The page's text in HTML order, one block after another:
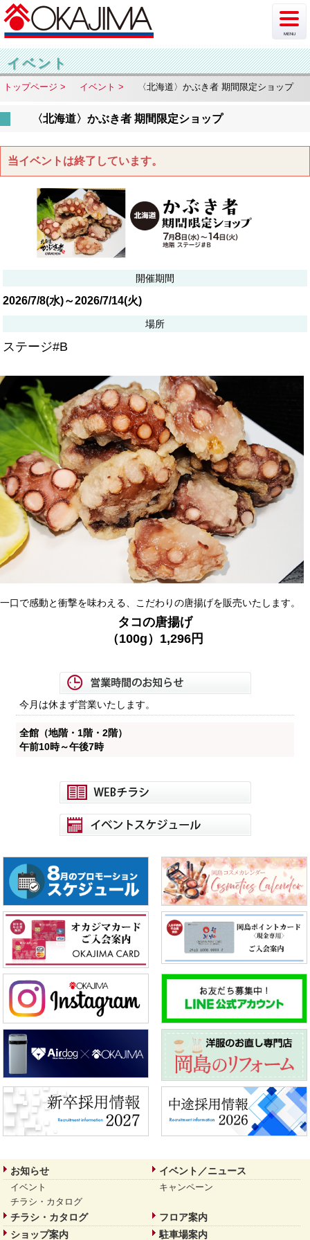
MENU
新着情報
イベント
チラシ・カタログ
ショップ案内
フロア案内
駐車場情報
アクセス
イベント
トップページ イベント 〈北海道〉かぶき者 期間限定ショップ
〈北海道〉かぶき者 期間限定ショップ
当イベントは終了しています。
開催期間
2026/7/8(水)～2026/7/14(火)
場所
ステージ#B
一口で感動と衝撃を味わえる、こだわりの唐揚げを販売いたします。
タコの唐揚げ
（100g）1,296 円
今月は休まず営業いたします。
全館（地階・1階・2階）
午前10時～午後7時
お知らせ イベント／ニュース
イベント
キャンペーン
チラシ・カタログ
チラシ・カタログ
フロア案内
ショップ案内
駐車場案内